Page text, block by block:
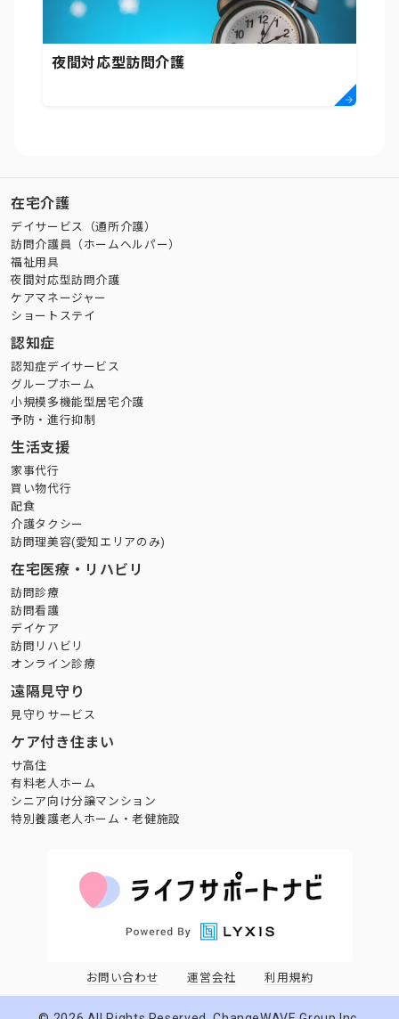
夜間対応型訪問介護
在宅介護
デイサービス（通所介護）
訪問介護員（ホームヘルパー）
福祉用具
夜間対応型訪問介護
ケアマネージャー
ショートステイ
認知症
認知症デイサービス
グループホーム
小規模多機能型居宅介護
予防・進行抑制
生活支援
家事代行
買い物代行
配食
介護タクシー
訪問理美容(愛知エリアのみ)
在宅医療・リハビリ
訪問診療
訪問看護
デイケア
訪問リハビリ
オンライン診療
遠隔見守り
見守りサービス
ケア付き住まい
サ高住
有料老人ホーム
シニア向け分譲マンション
特別養護老人ホーム・老健施設
お問い合わせ 運営会社 利用規約